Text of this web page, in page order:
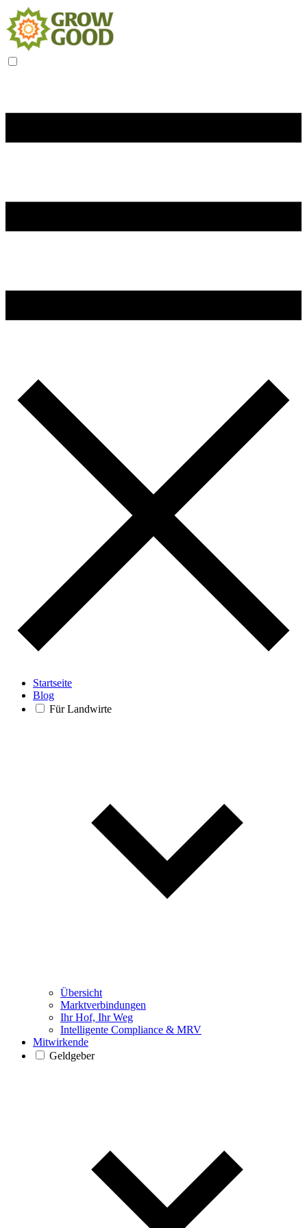
Startseite
Blog
Für Landwirte
Übersicht
Marktverbindungen
Ihr Hof, Ihr Weg
Intelligente Compliance & MRV
Mitwirkende
Geldgeber